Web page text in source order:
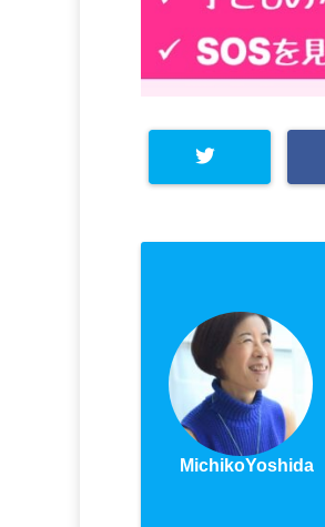
MichikoYoshida